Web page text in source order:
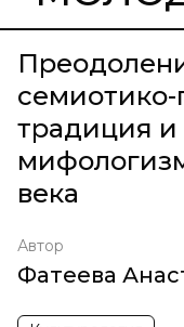
семиотико-
традиция
века
Автор
Фатеева